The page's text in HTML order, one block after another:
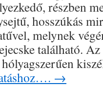
részben
hosszúkás
melynek
található.
hólyagszerűen
→